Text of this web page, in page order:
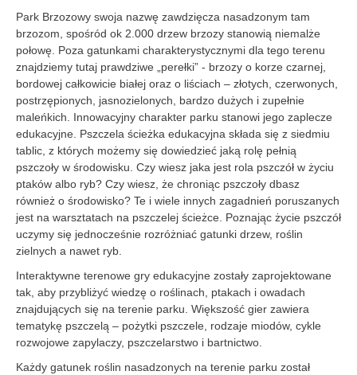
Park Brzozowy swoja nazwę zawdzięcza nasadzonym tam
brzozom, spośród ok 2.000 drzew brzozy stanowią niemalże
połowę. Poza gatunkami charakterystycznymi dla tego terenu
znajdziemy tutaj prawdziwe „perełki” - brzozy o korze czarnej,
bordowej całkowicie białej oraz o liściach – złotych, czerwonych,
postrzępionych, jasnozielonych, bardzo dużych i zupełnie
maleńkich. Innowacyjny charakter parku stanowi jego zaplecze
edukacyjne. Pszczela ścieżka edukacyjna składa się z siedmiu
tablic, z których możemy się dowiedzieć jaką rolę pełnią
pszczoły w środowisku. Czy wiesz jaka jest rola pszczół w życiu
ptaków albo ryb? Czy wiesz, że chroniąc pszczoły dbasz
również o środowisko? Te i wiele innych zagadnień poruszanych
jest na warsztatach na pszczelej ścieżce. Poznając życie pszczół
uczymy się jednocześnie rozróżniać gatunki drzew, roślin
zielnych a nawet ryb.
Interaktywne terenowe gry edukacyjne zostały zaprojektowane
tak, aby przybliżyć wiedzę o roślinach, ptakach i owadach
znajdujących się na terenie parku. Większość gier zawiera
tematykę pszczelą – pożytki pszczele, rodzaje miodów, cykle
rozwojowe zapylaczy, pszczelarstwo i bartnictwo.
Każdy gatunek roślin nasadzonych na terenie parku został